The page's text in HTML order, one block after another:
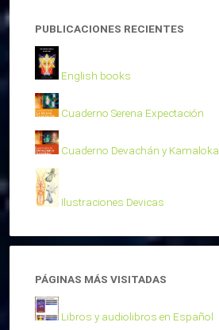
PUBLICACIONES RECIENTES
English books
Cuaderno Serena Expectación
Cuaderno Devachán y Kamaloka
Ilustraciones Devicas
PÁGINAS MÁS VISITADAS
Libros y audiolibros en Español